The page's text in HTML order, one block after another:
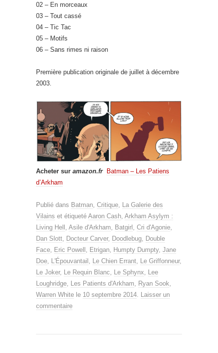
02 – En morceaux
03 – Tout cassé
04 – Tic Tac
05 – Motifs
06 – Sans rimes ni raison
Première publication originale de juillet à décembre
2003.
Acheter sur amazon.fr
Batman – Les Patiens
d’Arkham
Publié dans Batman, Critique, La Galerie des
Vilains et étiqueté Aaron Cash, Arkham Asylym :
Living Hell , Asile d'Arkham, Batgirl , Cri d'Agonie,
Dan Slott, Docteur Carver, Doodlebug, Double
Face, Eric Powell , Etrigan, Humpty Dumpty, Jane
Doe, L'Épouvantail , Le Chien Errant, Le Griffonneur,
Le Joker, Le Requin Blanc, Le Sphynx, Lee
Loughridge, Les Patients d'Arkham, Ryan Sook,
Warren White le 10 septembre 2014. Laisser un
commentaire